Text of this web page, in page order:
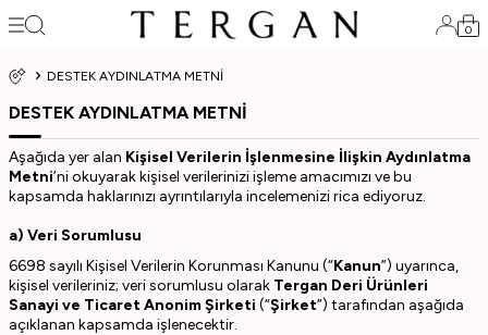
0
DESTEK AYDINLATMA METNİ
DESTEK AYDINLATMA METNİ
Aşağıda yer alan Kişisel Verilerin İşlenmesine İlişkin Aydınlatma
Metni’ni okuyarak kişisel verilerinizi işleme amacımızı ve bu
kapsamda haklarınızı ayrıntılarıyla incelemenizi rica ediyoruz.
a) Veri Sorumlusu
6698 sayılı Kişisel Verilerin Korunması Kanunu (“Kanun”) uyarınca,
kişisel verileriniz; veri sorumlusu olarak Tergan Deri Ürünleri
Sanayi ve Ticaret Anonim Şirketi (“Şirket”) tarafından aşağıda
açıklanan kapsamda işlenecektir.